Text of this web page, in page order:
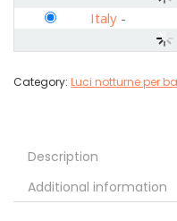
Italy -
Category: Luci notturne per
Description
Additional information